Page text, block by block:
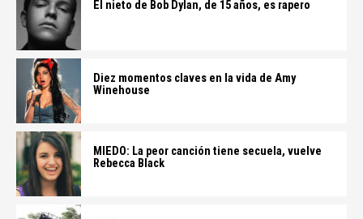
El nieto de Bob Dylan, de 15 años, es rapero
Diez momentos claves en la vida de Amy
Winehouse
MIEDO: La peor canción tiene secuela, vuelve
Rebecca Black